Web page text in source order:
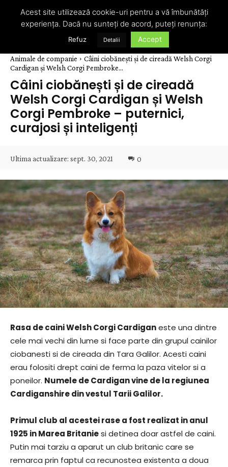
Animale de companie
Câini ciobănești și de cireadă Welsh Corgi
Cardigan și Welsh Corgi Pembroke...
Câini ciobănești și de cireadă
Welsh Corgi Cardigan și Welsh
Corgi Pembroke – puternici,
curajosi și inteligenți
Ultima actualizare: sept. 30, 2021 0
Rasa de caini Welsh Corgi Cardiganeste una dintre
cele mai vechi din lume si face parte din grupul cainilor
ciobanesti si de cireada din Tara Galilor. Acesti caini
erau folositi drept caini de ferma la paza vitelor si a
poneilor. Numele de Cardigan vine de la regiunea
Cardiganshire din vestul Tarii Galilor.
Primul club al acestei rase a fost realizat in anul
1925 in Marea Britaniesi detinea doar astfel de caini.
Putin mai tarziu a aparut un club britanic care se
remarca prin faptul ca recunostea existenta a doua
Acest site utilizează cookie-uri pentru a vă îmbunătăți
experiența. Dacă nu sunteți de acord, puteți renunța:
Refuz Detalii Accept